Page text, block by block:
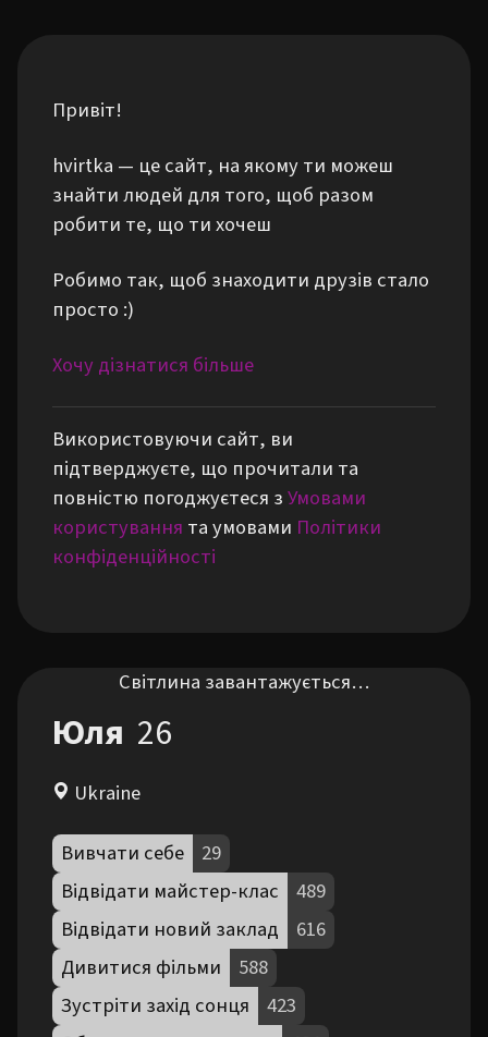
Привіт!
hvirtka — це сайт, на якому ти можеш
знайти людей для того, щоб разом
робити те, що ти хочеш
Робимо так, щоб знаходити друзів стало
просто :)
Хочу дізнатися більше
Використовуючи сайт, ви
підтверджуєте, що прочитали та
повністю погоджуєтеся зУмовами
користування та умовами Політики
конфіденційності
Світлина завантажується…
Юля 26
Ukraine
Вивчати себе
29
Відвідати майстер-клас
489
Відвідати новий заклад
616
Дивитися фільми
588
Зустріти захід сонця
423